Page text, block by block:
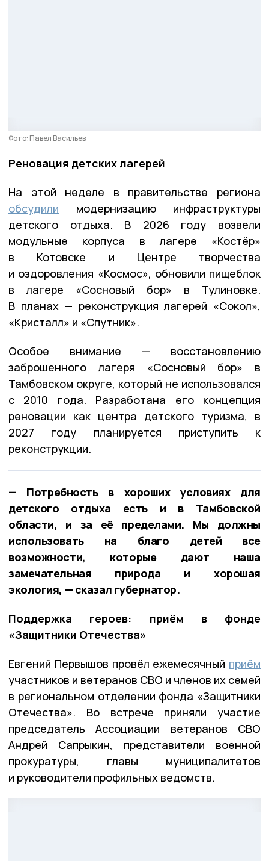
Фото: Павел Васильев
Реновация детских лагерей
На этой неделе в правительстве региона
обсудили модернизацию инфраструктуры
детского отдыха. В 2026 году возвели
модульные корпуса в лагере «Костёр»
в Котовске и Центре творчества
и оздоровления «Космос», обновили пищеблок
в лагере «Сосновый бор» в Тулиновке.
В планах — реконструкция лагерей «Сокол»,
«Кристалл» и «Спутник».
Особое внимание — восстановлению
заброшенного лагеря «Сосновый бор» в
Тамбовском округе, который не использовался
с 2010 года. Разработана его концепция
реновации как центра детского туризма, в
2027 году планируется приступить к
реконструкции.
— Потребность в хороших условиях для
детского отдыха есть и в Тамбовской
области, и за её пределами. Мы должны
использовать на благо детей все
возможности, которые дают наша
замечательная природа и хорошая
экология, — сказал губернатор.
Поддержка героев: приём в фонде
«Защитники Отечества»
Евгений Первышов провёл ежемесячный приём
участников и ветеранов СВО и членов их семей
в региональном отделении фонда «Защитники
Отечества». Во встрече приняли участие
председатель Ассоциации ветеранов СВО
Андрей Сапрыкин, представители военной
прокуратуры, главы муниципалитетов
и руководители профильных ведомств.